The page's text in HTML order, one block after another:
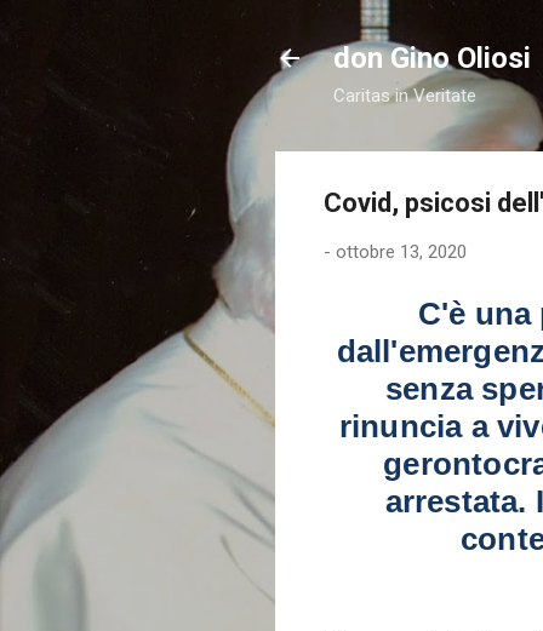
don Gino Oliosi
Caritas in Veritate
Covid, psicosi
- ottobre 13, 2020
C'è
senza
rinuncia a
arrestata.